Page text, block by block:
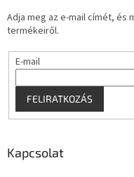
Adja meg az e-mail címét, és
termékeiről.
E-mail
FELIRATKOZÁS
Kapcsolat